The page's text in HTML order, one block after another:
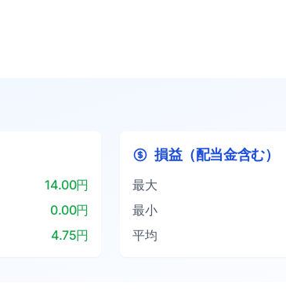
14.00円
0.00円
4.75円
損益（配当金含む）
最大
最小
平均